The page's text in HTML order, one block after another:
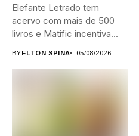
Elefante Letrado tem
acervo com mais de 500
livros e Matific incentiva...
BYELTON SPINA 05/08/2026